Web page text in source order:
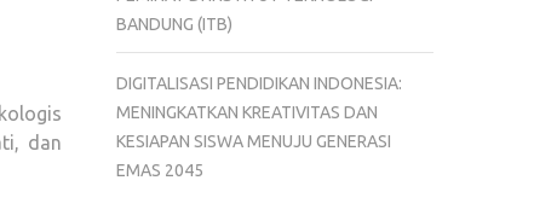
LINGKUNGAN
SEKOLAH
dan
BANDUNG (ITB)
DIGITALISASI PENDIDIKAN INDONESIA:
MENINGKATKAN KREATIVITAS DAN
KESIAPAN SISWA MENUJU GENERASI
EMAS 2045